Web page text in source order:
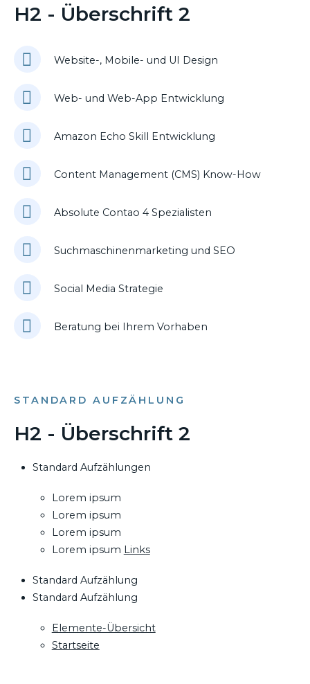
H2 - Überschrift 2
Website-, Mobile- und UI Design
Web- und Web-App Entwicklung
Amazon Echo Skill Entwicklung
Content Management (CMS) Know-How
Absolute Contao 4 Spezialisten
Suchmaschinenmarketing und SEO
Social Media Strategie
Beratung bei Ihrem Vorhaben
STANDARD AUFZÄHLUNG
H2 - Überschrift 2
Standard Aufzählungen
Lorem ipsum
Lorem ipsum
Lorem ipsum
Lorem ipsum Links
Standard Aufzählung
Standard Aufzählung
Elemente-Übersicht
Startseite